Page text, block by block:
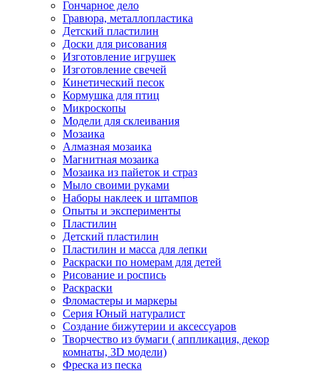
Гончарное дело
Гравюра, металлопластика
Детский пластилин
Доски для рисования
Изготовление игрушек
Изготовление свечей
Кинетический песок
Кормушка для птиц
Микроскопы
Модели для склеивания
Мозаика
Алмазная мозаика
Магнитная мозаика
Мозаика из пайеток и страз
Мыло своими руками
Наборы наклеек и штампов
Опыты и эксперименты
Пластилин
Детский пластилин
Пластилин и масса для лепки
Раскраски по номерам для детей
Рисование и роспись
Раскраски
Фломастеры и маркеры
Серия Юный натуралист
Создание бижутерии и аксессуаров
Творчество из бумаги ( аппликация, декор
комнаты, 3D модели)
Фреска из песка